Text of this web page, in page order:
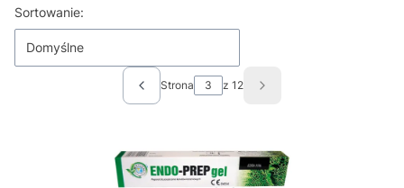
Lista produktów
Sortowanie:
Domyślne
Poprzednie produkty
Strona z 12 Następne produkty